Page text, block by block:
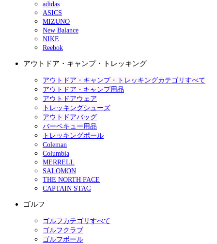
adidas
ASICS
MIZUNO
New Balance
NIKE
Reebok
アウトドア・キャンプ・トレッキング
アウトドア・キャンプ・トレッキングカテゴリすべて
アウトドア・キャンプ用品
アウトドアウェア
トレッキングシューズ
アウトドアバッグ
バーベキュー用品
トレッキングポール
Coleman
Columbia
MERRELL
SALOMON
THE NORTH FACE
CAPTAIN STAG
ゴルフ
ゴルフカテゴリすべて
ゴルフクラブ
ゴルフボール